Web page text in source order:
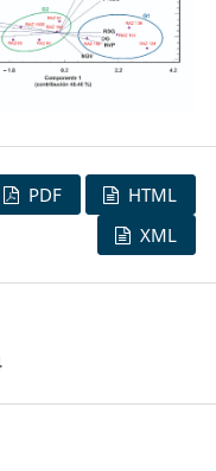
PDF
HTML
XML